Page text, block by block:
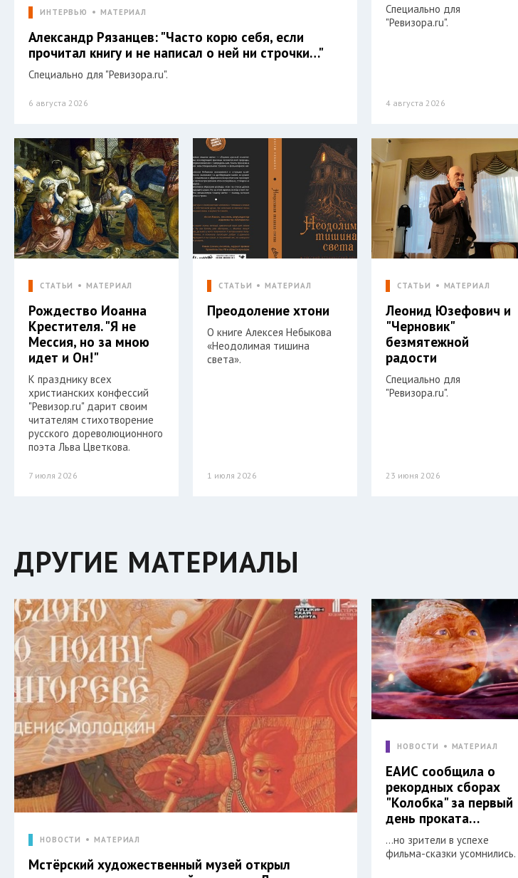
ИНТЕРВЬЮ МАТЕРИАЛ
Александр Рязанцев: "Часто корю себя, если
прочитал книгу и не написал о ней ни строчки…"
Специально для "Ревизора.ru".
6 августа 2026
Специально для
"Ревизора.ru".
4 августа 2026
СТАТЬИ МАТЕРИАЛ
Рождество Иоанна
Крестителя. "Я не
Мессия, но за мною
идет и Он!"
К празднику всех
христианских конфессий
"Ревизор.ru" дарит своим
читателям стихотворение
русского дореволюционного
поэта Льва Цветкова.
7 июля 2026
СТАТЬИ МАТЕРИАЛ
Преодоление хтони
О книге Алексея Небыкова
«Неодолимая тишина
света».
1 июля 2026
СТАТЬИ МАТЕРИАЛ
Леонид Юзефович и
"Черновик"
безмятежной
радости
Специально для
"Ревизора.ru".
23 июня 2026
ДРУГИЕ МАТЕРИАЛЫ
НОВОСТИ МАТЕРИАЛ
Мстёрский художественный музей открыл
НОВОСТИ МАТЕРИАЛ
ЕАИС сообщила о
рекордных сборах
"Колобка" за первый
день проката…
…но зрители в успехе
фильма-сказки усомнились.